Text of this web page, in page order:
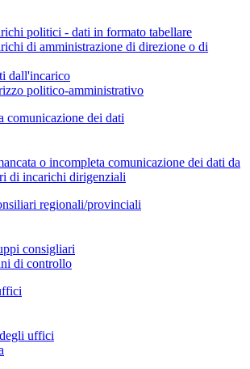
politici - dati in formato tabellare
di amministrazione di direzione o di
dall'incarico
politico-amministrativo
comunicazione dei dati
o incompleta comunicazione dei dati da
di incarichi dirigenziali
regionali/provinciali
consigliari
di controllo
uffici